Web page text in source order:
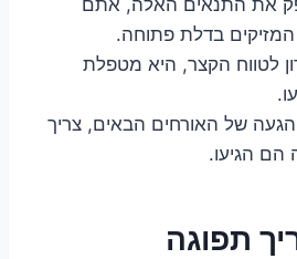
בדלת פתוחה.
לטווח הקצר, היא מטפלת
של האורחים הבאים, צריך
הם הגיעו.
תפוגה